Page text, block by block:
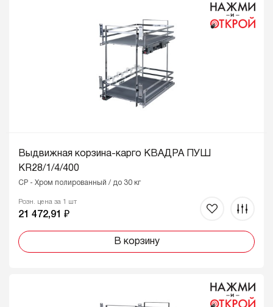
Выдвижная корзина-карго КВАДРА ПУШ
KR28/1/4/400
CP - Хром полированный / до 30 кг
Розн. цена за 1 шт
21 472,91 ₽
В корзину